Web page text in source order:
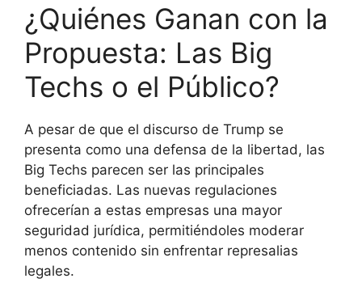
¿Quiénes Ganan con la
Propuesta: Las Big
Techs o el Público?
A pesar de que el discurso de Trump se
presenta como una defensa de la libertad, las
Big Techs parecen ser las principales
beneficiadas. Las nuevas regulaciones
ofrecerían a estas empresas una mayor
seguridad jurídica, permitiéndoles moderar
menos contenido sin enfrentar represalias
legales.